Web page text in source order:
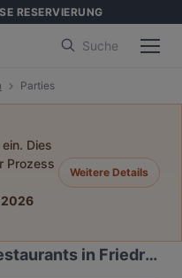
RESERVIERUNG
Suche
Parties
Dies
Prozess
2026
Weitere Details
in Friedrichshain, Berlin